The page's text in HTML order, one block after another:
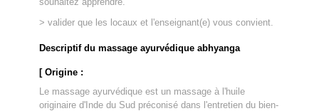
> valider que les locaux et l'enseignant(e) vous convient.
Descriptif du massage ayurvédique abhyanga
[ Origine :
Le massage ayurvédique est un massage à l'huile
originaire d'Inde du Sud préconisé dans l'entretien du bien-